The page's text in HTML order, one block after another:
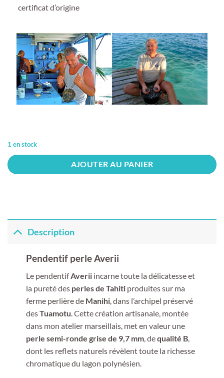
certificat d’origine
1 en stock
AJOUTER AU PANIER
Description
Pendentif perle Averii
Le pendentifAveriiincarne toute la délicatesse et
la pureté des perles de Tahitiproduites sur ma
ferme perlière de Manihi, dans l’archipel préservé
desTuamotu. Cette création artisanale, montée
dans mon atelier marseillais, met en valeur une
perle semi-ronde grise de 9,7 mm, dequalité B,
dont les reflets naturels révèlent toute la richesse
chromatique du lagon polynésien.